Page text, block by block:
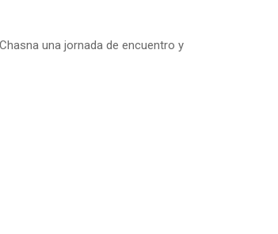
una jornada de encuentro y